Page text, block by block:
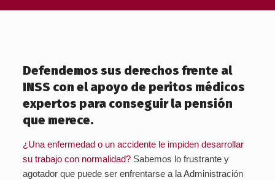
Defendemos sus derechos frente al
INSS con el apoyo de peritos médicos
expertos para conseguir la pensión
que merece.
¿Una enfermedad o un accidente le impiden desarrollar
su trabajo con normalidad?Sabemos lo frustrante y
agotador que puede ser enfrentarse a la Administración